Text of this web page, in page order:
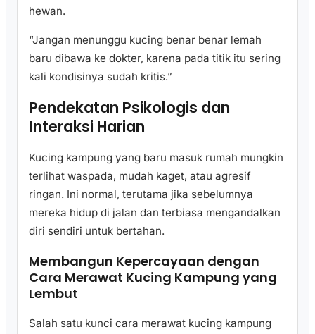
hewan.
“Jangan menunggu kucing benar benar lemah
baru dibawa ke dokter, karena pada titik itu sering
kali kondisinya sudah kritis.”
Pendekatan Psikologis dan
Interaksi Harian
Kucing kampung yang baru masuk rumah mungkin
terlihat waspada, mudah kaget, atau agresif
ringan. Ini normal, terutama jika sebelumnya
mereka hidup di jalan dan terbiasa mengandalkan
diri sendiri untuk bertahan.
Membangun Kepercayaan dengan
Cara Merawat Kucing Kampung yang
Lembut
Salah satu kunci cara merawat kucing kampung